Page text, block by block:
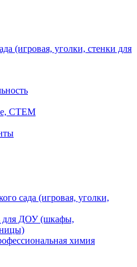
(игровая, уголки, стенки для
СТЕМ
сада (игровая, уголки,
для ДОУ (шкафы,
химия